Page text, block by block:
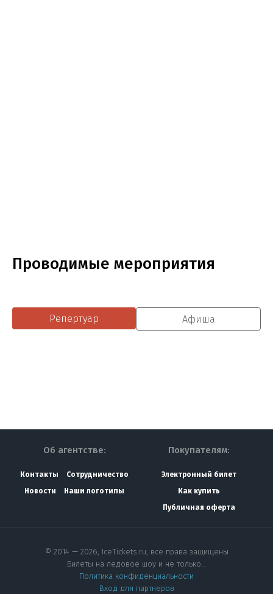
Проводимые мероприятия
Репертуар Афиша
Об агентстве:
Контакты
Сотрудничество
Новости
Наши логотипы
Покупателям:
Электронный билет
Как купить
Публичная оферта
© 2014 — 2026, IceTickets.ru, все права защищены
Билеты на ледовое шоу и не только…
Политика конфиденциальности
Вход для партнеров